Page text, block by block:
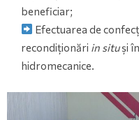
beneficiar;
Efectuarea de
recondiționări in situși
hidromecanice.